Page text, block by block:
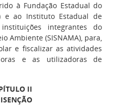
à Fundação Estadual do
e ao Instituto Estadual de
integrantes do
Ambiente (SISNAMA), para,
e fiscalizar as atividades
e as utilizadoras de
II